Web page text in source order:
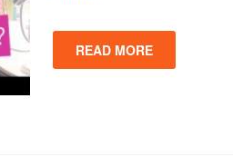
READ MORE